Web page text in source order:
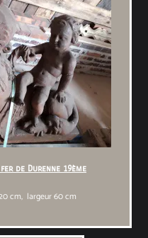
de Durenne 19ème
cm, largeur 60 cm